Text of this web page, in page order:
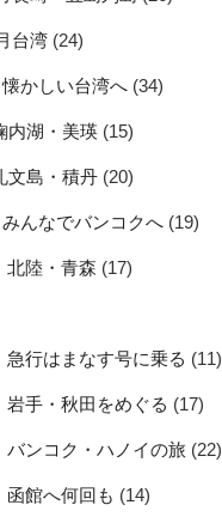
台湾 (24)
かしい台湾へ (34)
内湖・美瑛 (15)
文島・積丹 (20)
んなでバンコクへ (19)
北陸・青森 (17)
急行はまなす号に乗る (11)
岩手・秋田をめぐる (17)
バンコク・ハノイの旅 (22)
函館へ何回も (14)